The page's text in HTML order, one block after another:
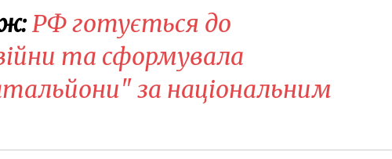
РФ готується до
та сформувала
за національним